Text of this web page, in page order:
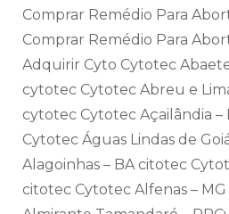
Comprar Remédio Para
Comprar Remédio Para
Adquirir Cyto Cytotec
cytotec Cytotec Abreu e
cytotec Cytotec Açailândia
Cytotec Águas Lindas de
Alagoinhas – BA citotec
citotec Cytotec Alfenas –